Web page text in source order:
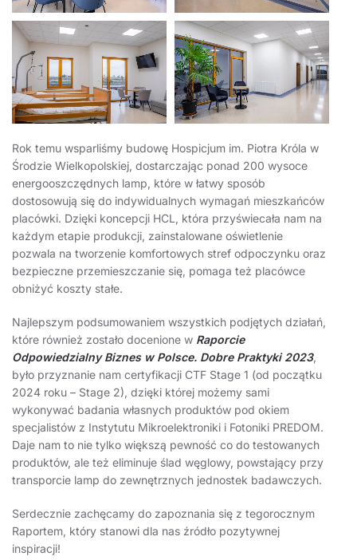
Rok temu wsparliśmy budowę Hospicjum im. Piotra Króla w
Środzie Wielkopolskiej, dostarczając ponad 200 wysoce
energooszczędnych lamp, które w łatwy sposób
dostosowują się do indywidualnych wymagań mieszkańców
placówki. Dzięki koncepcji HCL, która przyświecała nam na
każdym etapie produkcji, zainstalowane oświetlenie
pozwala na tworzenie komfortowych stref odpoczynku oraz
bezpieczne przemieszczanie się, pomaga też placówce
obniżyć koszty stałe.
Najlepszym podsumowaniem wszystkich podjętych działań,
które również zostało docenione w Raporcie
Odpowiedzialny Biznes w Polsce. Dobre Praktyki 2023,
było przyznanie nam certyfikacji CTF Stage 1 (od początku
2024 roku – Stage 2), dzięki której możemy sami
wykonywać badania własnych produktów pod okiem
specjalistów z Instytutu Mikroelektroniki i Fotoniki PREDOM.
Daje nam to nie tylko większą pewność co do testowanych
produktów, ale też eliminuje ślad węglowy, powstający przy
transporcie lamp do zewnętrznych jednostek badawczych.
Serdecznie zachęcamy do zapoznania się z tegorocznym
Raportem, który stanowi dla nas źródło pozytywnej
inspiracji!